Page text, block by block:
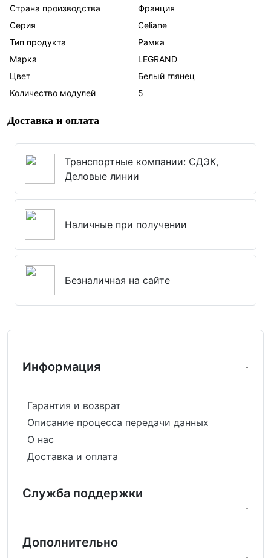
Страна производства
Франция
Серия
Celiane
Тип продукта
Рамка
Марка
LEGRAND
Цвет
Белый глянец
Количество модулей
5
Доставка и оплата
Транспортные компании: СДЭК,
Деловые линии
Наличные при получении
Безналичная на сайте
Информация
Гарантия и возврат
Описание процесса передачи данных
О нас
Доставка и оплата
Служба поддержки
Дополнительно